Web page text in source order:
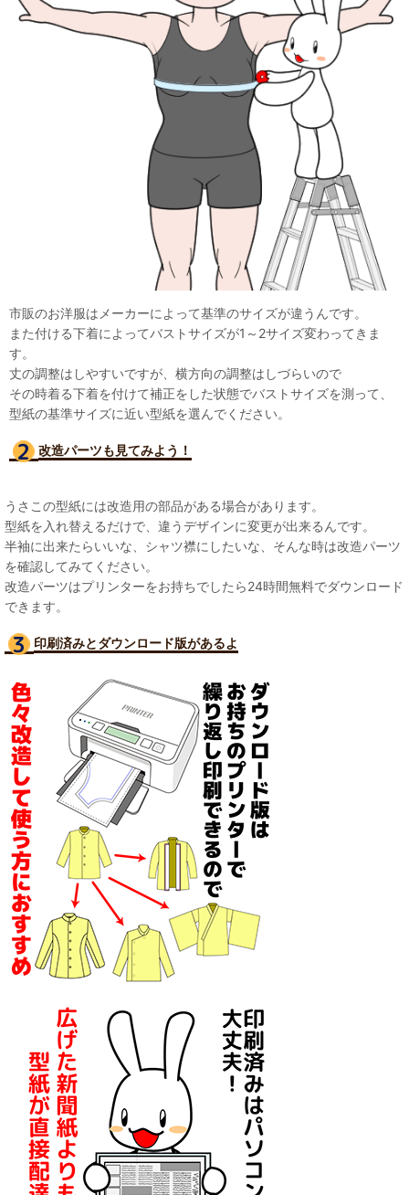
市販のお洋服はメーカーによって基準のサイズが違うんです。
また付ける下着によってバストサイズが1～2サイズ変わってきま
す。
丈の調整はしやすいですが、横方向の調整はしづらいので
その時着る下着を付けて補正をした状態でバストサイズを測って、
型紙の基準サイズに近い型紙を選んでください。
改造パーツも見てみよう！
うさこの型紙には改造用の部品がある場合があります。
型紙を入れ替えるだけで、違うデザインに変更が出来るんです。
半袖に出来たらいいな、シャツ襟にしたいな、そんな時は改造パーツ
を確認してみてください。
改造パーツはプリンターをお持ちでしたら24時間無料でダウンロード
できます。
印刷済みとダウンロード版があるよ